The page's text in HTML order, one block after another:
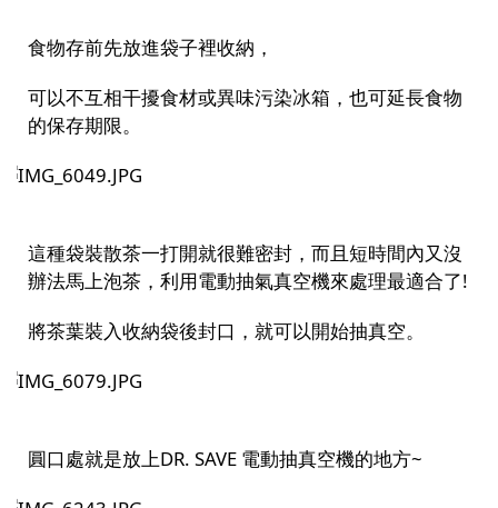
食物存前先放進袋子裡收納，
可以不互相干擾食材或異味污染冰箱，也可延長食物
的保存期限。
這種袋裝散茶一打開就很難密封，而且短時間內又沒
辦法馬上泡茶，利用電動抽氣真空機來處理最適合了!
將茶葉裝入收納袋後封口，就可以開始抽真空。
圓口處就是放上DR. SAVE 電動抽真空機的地方~